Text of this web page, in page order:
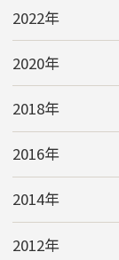
2022年
2020年
2018年
2016年
2014年
2012年